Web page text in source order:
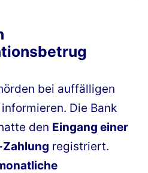
bei auffälligen
Die Bank
den Eingang einer
registriert.